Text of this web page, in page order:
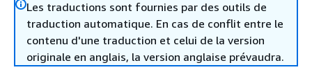
Les traductions sont fournies par des outils de
traduction automatique. En cas de conflit entre le
contenu d'une traduction et celui de la version
originale en anglais, la version anglaise prévaudra.